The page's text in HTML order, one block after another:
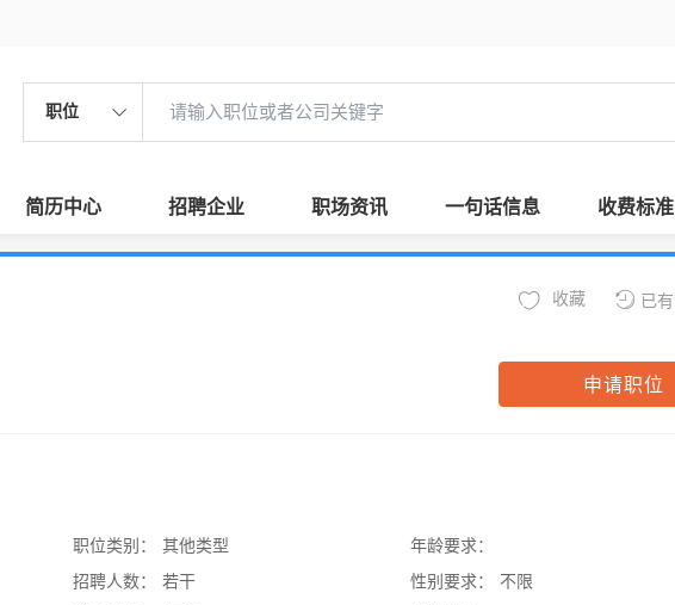
职位
简历中心 招聘企业 职场资讯 一句话信息 收费标准
已
收藏
申请职位
职位类别：
其他类型
招聘人数：
若干
年龄要求：
性别要求：
不限